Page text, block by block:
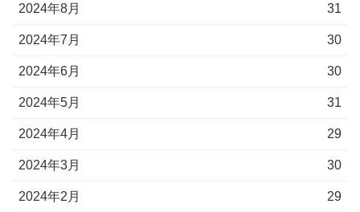
2024年8月 31
2024年7月 30
2024年6月 30
2024年5月 31
2024年4月 29
2024年3月 30
2024年2月 29